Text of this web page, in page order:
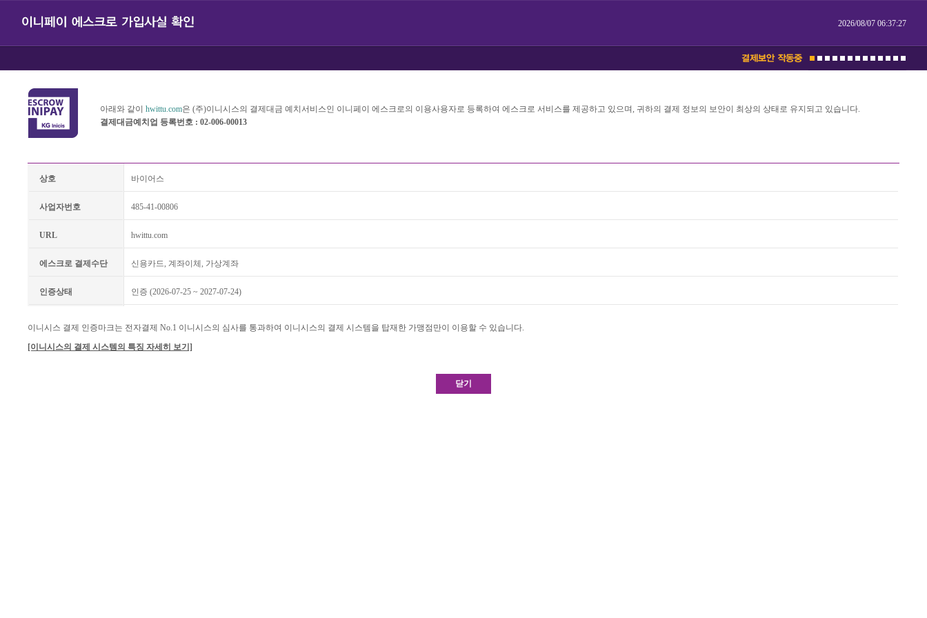
2026/08/07 06:37:28
아래와 같이 hwittu.com은 (주)이니시스의 결제대금 예치서비스인 이니페이 에스크로의 이용사용자로 등록하여 에스크로 서비스를 제공하고 있으며, 귀하의 결제 정보의 보안이 최상의 상태로 유지되고 있습니다.
결제대금예치업 등록번호 : 02-006-00013
상호 바이어스
사업자번호 485-41-00806
URL hwittu.com
에스크로 결제수단 신용카드, 계좌이체, 가상계좌
인증상태 인증 (2026-07-25 ~ 2027-07-24)
이니시스 결제 인증마크는 전자결제 No.1 이니시스의 심사를 통과하여 이니시스의 결제 시스템을 탑재한 가맹점만이 이용할 수 있습니다.
[이니시스의 결제 시스템의 특징 자세히 보기]
닫기